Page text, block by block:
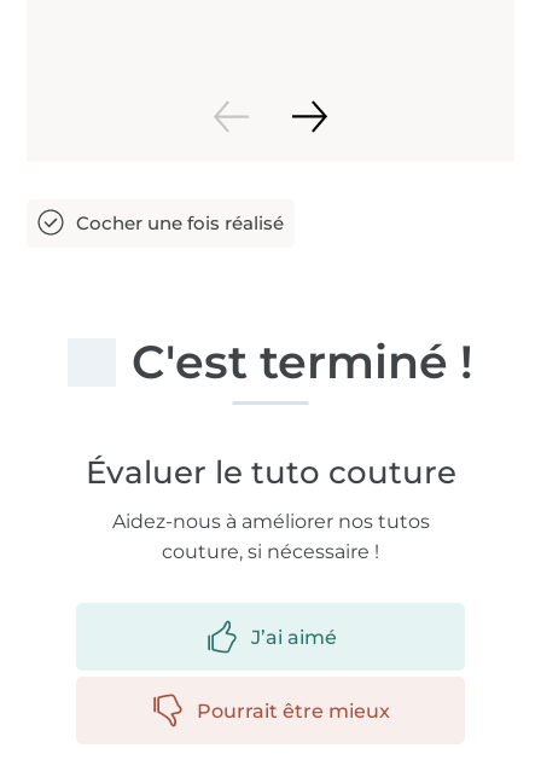
C'est terminé !
Évaluer le tuto couture
Aidez-nous à améliorer nos tutos
couture, si nécessaire !
J’ai aimé
Pourrait être mieux